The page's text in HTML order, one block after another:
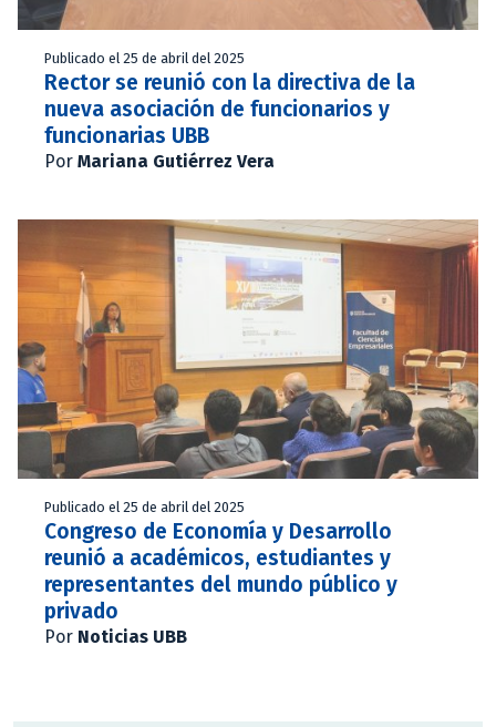
Publicado el 25 de abril del 2025
Rector se reunió con la directiva de la
nueva asociación de funcionarios y
funcionarias UBB
Por Mariana Gutiérrez Vera
Publicado el 25 de abril del 2025
Congreso de Economía y Desarrollo
reunió a académicos, estudiantes y
representantes del mundo público y
privado
Por Noticias UBB